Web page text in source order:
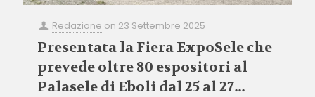
Redazione on 23 Settembre 2025
Presentata la Fiera ExpoSele che
prevede oltre 80 espositori al
Palasele di Eboli dal 25 al 27